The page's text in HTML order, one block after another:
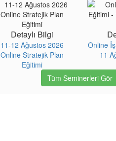
Detaylı Bilgi
11-12 Ağustos 2026
Online Stratejik Plan
Eğitimi
Online
11
Tüm Seminerleri Gör